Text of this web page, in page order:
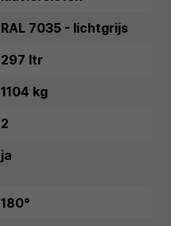
RAL 7035 - lichtgrijs
297 ltr
1104 kg
2
ja
180°